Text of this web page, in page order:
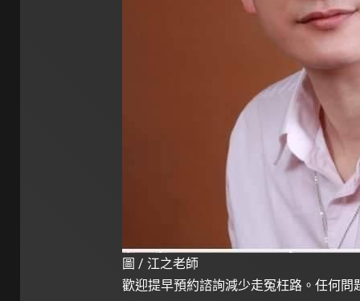
圖 / 江之老師
歡迎提早預約諮詢減少走冤枉路。任何問